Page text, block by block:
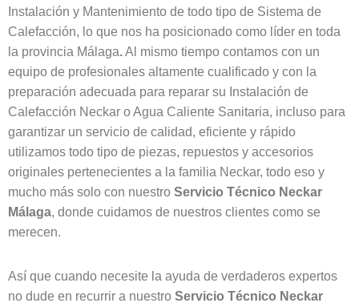
Instalación y Mantenimiento de todo tipo de Sistema de
Calefacción, lo que nos ha posicionado como líder en toda
la provincia Málaga.Al mismo tiempo contamos con un
equipo de profesionales altamente cualificado y con la
preparación adecuada para reparar su Instalación de
Calefacción Neckar o Agua Caliente Sanitaria, incluso para
garantizar un servicio de calidad, eficiente y rápido
utilizamos todo tipo de piezas, repuestos y accesorios
originales pertenecientes a la familia Neckar, todo eso y
mucho más solo con nuestro Servicio Técnico Neckar
Málaga, donde cuidamos de nuestros clientes como se
merecen.
Así que cuando necesite la ayuda de verdaderos expertos
no dude en recurrir a nuestro Servicio Técnico Neckar